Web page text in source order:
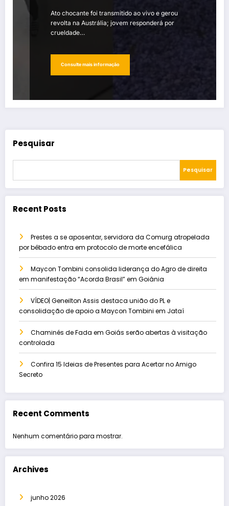
Ato chocante foi transmitido ao vivo e gerou
revolta na Austrália; jovem responderá por
crueldade…
Consulte mais informação
Pesquisar
Pesquisar
Recent Posts
Prestes a se aposentar, servidora da Comurg atropelada
por bêbado entra em protocolo de morte encefálica
Maycon Tombini consolida liderança do Agro de direita
em manifestação “Acorda Brasil” em Goiânia
VÍDEO| Geneilton Assis destaca união do PL e
consolidação de apoio a Maycon Tombini em Jataí
Chaminés de Fada em Goiás serão abertas à visitação
controlada
Confira 15 Ideias de Presentes para Acertar no Amigo
Secreto
Recent Comments
Nenhum comentário para mostrar.
Archives
junho 2026